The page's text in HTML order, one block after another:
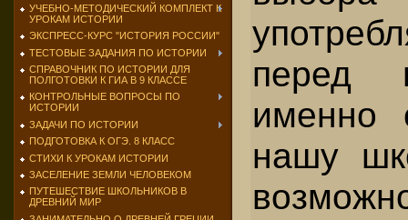
УЧЕБНО-МЕТОДИЧЕСКИЙ КОМПЛЕКТ К
УРОКАМ ИСТОРИИ
ЭКСПРЕСС-КУРС "ИСТОРИЯ РОССИИ"
ТЕСТОВЫЕ ЗАДАНИЯ ПО ИСТОРИИ
СПРАВОЧНИК ПО ИСТОРИИ ДЛЯ
ПОЛГОТОВКИ К ГИА В 9 КЛАССЕ
КОНТРОЛЬНЫЕ ВОПРОСЫ ПО
ИСТОРИИ
ЗАДАЧИ ПО ИСТОРИИ
ПОДГОТОВКА К ОГЭ. 8 КЛАСС
СТИХИ К УРОКАМ ИСТОРИИ
ЗАСЕЛЕНИЕ ЗЕМЛИ ЧЕЛОВЕКОМ
ПУТЕШЕСТВИЕ ШКОЛЬНИКОВ В
ДРЕВНИЙ МИР
перед
именно
нашу